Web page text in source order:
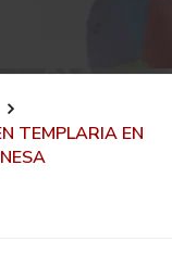
TEMPLARIA EN